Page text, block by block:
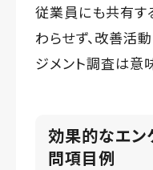
従業員にも共有す
わらせず、改善活
ジメント調査は意
効果的なエン
問項目例